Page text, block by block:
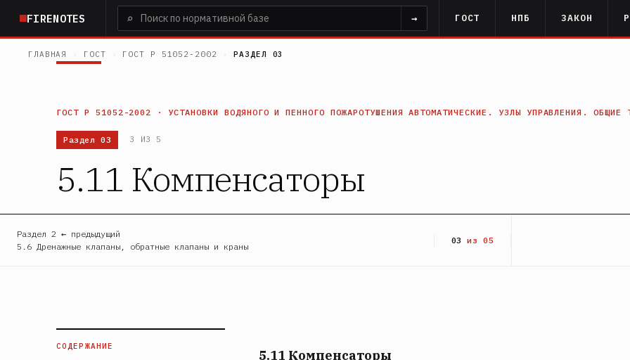
основному
содержанию
FIRENOTES ⌕ → ГОСТ НПБ ЗАКОН
ГЛАВНАЯ ГОСТ ГОСТ Р 51052-2002 РАЗДЕЛ 03
ГОСТ Р 51052-2002 · УСТАНОВКИ ВОДЯНОГО И ПЕННОГО ПОЖАРОТУШЕНИЯ АВТОМАТИЧЕСКИЕ. УЗЛЫ УПРАВЛЕНИЯ. ОБЩИЕ
Раздел 03 3 ИЗ 5
5.11 Компенсаторы
Раздел 2 ← предыдущий
5.6 Дренажные клапаны, обратные клапаны и краны
03 из 05
СОДЕРЖАНИЕ
5.11 Компенсаторы